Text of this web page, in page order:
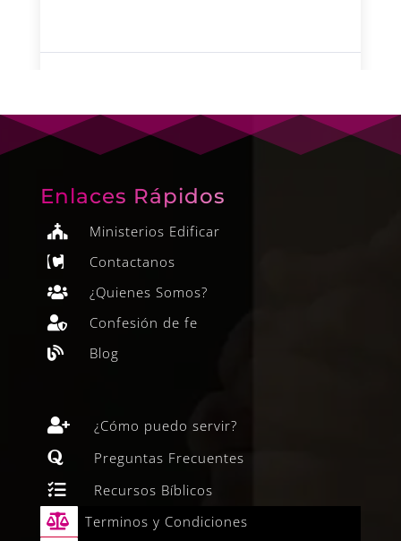
Enlaces Rápidos
 Ministerios Edificar
 Contactanos
 ¿Quienes Somos?
 Confesión de fe
 Blog
 ¿Cómo puedo servir?
 Preguntas Frecuentes
 Recursos Bíblicos
 Terminos y Condiciones